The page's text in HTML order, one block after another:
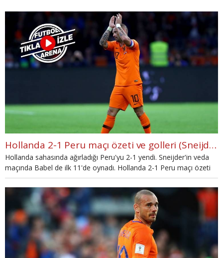
Hollanda 2-1 Peru maçı özeti ve golleri (Sneijder'in jübilesi İZLE)
Hollanda sahasında ağırladığı Peru'yu 2-1 yendi. Sneijder'in veda
maçında Babel de ilk 11'de oynadı. Hollanda 2-1 Peru maçı özeti
ve golleri haberimizde...